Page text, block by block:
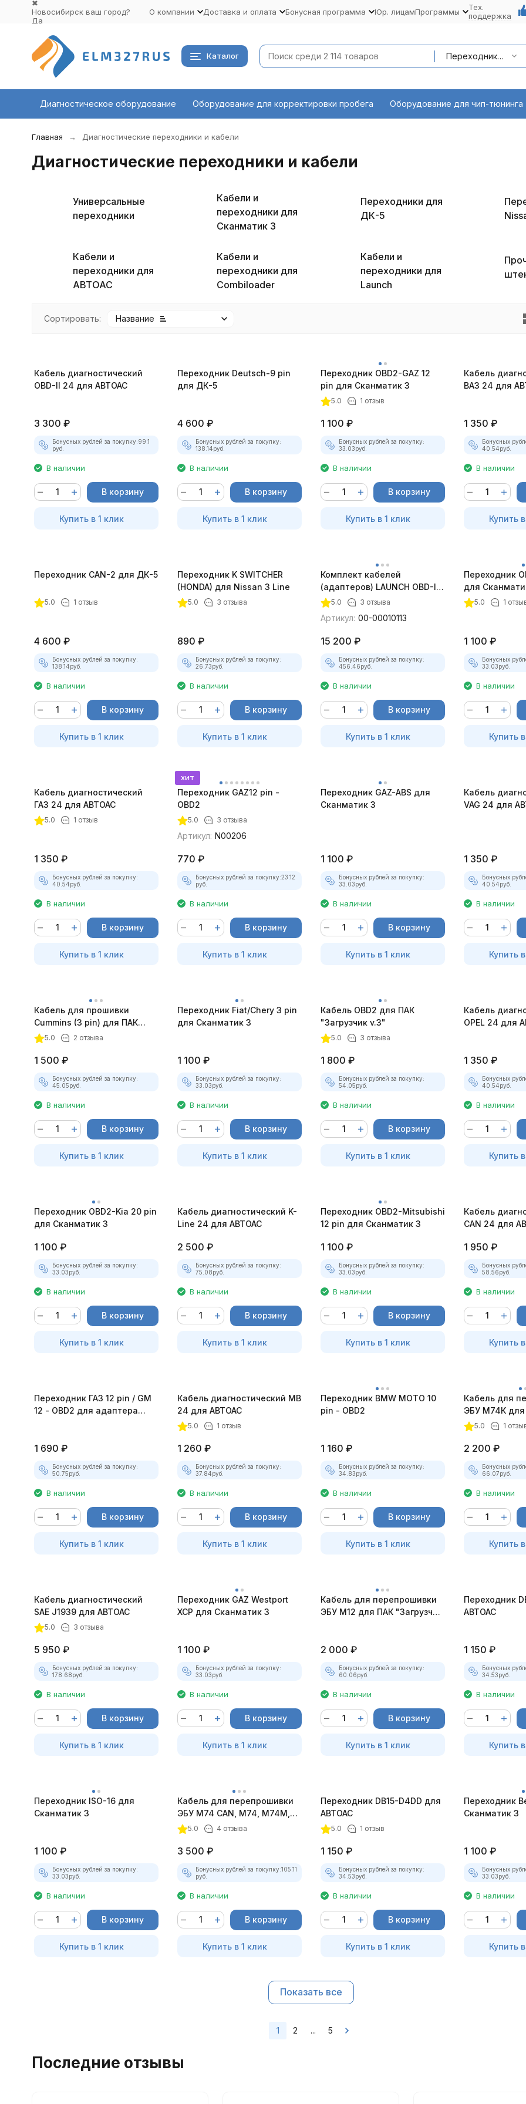
✖
Новосибирск ваш город?
Да
О компании Доставка и оплата Бонусная программа Юр. лицамПрограммы
Тех.
поддержка
Каталог Переходники и кабели
Диагностическое оборудование Оборудование для корректировки пробега Оборудование для чип-тюнинга
Главная Диагностические переходники и кабели
Диагностические переходники и кабели
Универсальные
переходники
Кабели и
переходники для
Сканматик 3
Переходники для
ДК-5
Кабели и
переходники для
АВТОАС
Кабели и
переходники для
Combiloader
Кабели и
переходники для
Launch
Сортировать: Название
покупателей
Кабель диагностический
OBD-II 24 для АВТОАС
3 300 ₽
Бонусных рублей за покупку:99.1
руб.
В наличии
В корзину
Купить в 1 клик
Переходник Deutsch-9 pin
для ДК-5
4 600 ₽
Бонусных рублей за покупку:
138.14руб.
В наличии
В корзину
Купить в 1 клик
Переходник OBD2-GAZ 12
pin для Сканматик 3
5.0 1 отзыв
1 100 ₽
Бонусных рублей за покупку:
33.03руб.
В наличии
В корзину
Купить в 1 клик
Кабель
ВАЗ 24 для
1 350 ₽
Бонусных
40.54руб.
В наличии
Купить
Переходник CAN-2 для ДК-5
5.0 1 отзыв
4 600 ₽
Бонусных рублей за покупку:
138.14руб.
В наличии
В корзину
Купить в 1 клик
Переходник K SWITCHER
(HONDA) для Nissan 3 Line
5.0 3 отзыва
890 ₽
Бонусных рублей за покупку:
26.73руб.
В наличии
В корзину
Купить в 1 клик
Комплект кабелей
(адаптеров) LAUNCH OBD-I
для сканеров X431 PRO/PAD,
5.0 3 отзыва
Артикул: 00-00010113
15 200 ₽
Бонусных рублей за покупку:
456.46руб.
В наличии
В корзину
Купить в 1 клик
Переходник
для
5.0 1
1 100 ₽
Бонусных
33.03руб.
В наличии
Купить
Кабель диагностический
ГАЗ 24 для АВТОАС
5.0 1 отзыв
1 350 ₽
Бонусных рублей за покупку:
40.54руб.
В наличии
В корзину
Купить в 1 клик
хит
Переходник GAZ12 pin -
OBD2
5.0 3 отзыва
Артикул: N00206
770 ₽
Бонусных рублей за покупку:23.12
руб.
В наличии
В корзину
Купить в 1 клик
Переходник GAZ-ABS для
Сканматик 3
1 100 ₽
Бонусных рублей за покупку:
33.03руб.
В наличии
В корзину
Купить в 1 клик
Кабель
VAG 24 для
1 350 ₽
Бонусных
40.54руб.
В наличии
Купить
Кабель для прошивки
Cummins (3 pin) для ПАК
"Загрузчик v.3"
5.0 2 отзыва
1 500 ₽
Бонусных рублей за покупку:
45.05руб.
В наличии
В корзину
Купить в 1 клик
Переходник Fiat/Chery 3 pin
для Сканматик 3
1 100 ₽
Бонусных рублей за покупку:
33.03руб.
В наличии
В корзину
Купить в 1 клик
Кабель OBD2 для ПАК
"Загрузчик v.3"
5.0 3 отзыва
1 800 ₽
Бонусных рублей за покупку:
54.05руб.
В наличии
В корзину
Купить в 1 клик
Кабель
OPEL 24 для
1 350 ₽
Бонусных
40.54руб.
В наличии
Купить
Переходник OBD2-Kia 20 pin
для Сканматик 3
1 100 ₽
Бонусных рублей за покупку:
33.03руб.
В наличии
В корзину
Купить в 1 клик
Кабель диагностический K-
Line 24 для АВТОАС
2 500 ₽
Бонусных рублей за покупку:
75.08руб.
В наличии
В корзину
Купить в 1 клик
Переходник OBD2-Mitsubishi
12 pin для Сканматик 3
1 100 ₽
Бонусных рублей за покупку:
33.03руб.
В наличии
В корзину
Купить в 1 клик
Кабель
CAN 24 для
1 950 ₽
Бонусных
58.56руб.
В наличии
Купить
Переходник ГАЗ 12 pin / GM
12 - OBD2 для адаптера
1 690 ₽
Бонусных рублей за покупку:
50.75руб.
В наличии
В корзину
Купить в 1 клик
Кабель диагностический MB
24 для АВТОАС
5.0 1 отзыв
1 260 ₽
Бонусных рублей за покупку:
37.84руб.
В наличии
В корзину
Купить в 1 клик
Переходник BMW MOTO 10
pin - OBD2
1 160 ₽
Бонусных рублей за покупку:
34.83руб.
В наличии
В корзину
Купить в 1 клик
Кабель для
ЭБУ М74К
"Загрузчик
5.0 1
2 200 ₽
Бонусных
66.07руб.
В наличии
Купить
Кабель диагностический
SAE J1939 для АВТОАС
5.0 3 отзыва
5 950 ₽
Бонусных рублей за покупку:
178.68руб.
В наличии
В корзину
Купить в 1 клик
Переходник GAZ Westport
XCP для Сканматик 3
1 100 ₽
Бонусных рублей за покупку:
33.03руб.
В наличии
В корзину
Купить в 1 клик
Кабель для перепрошивки
ЭБУ М12 для ПАК "Загрузчик
2 000 ₽
Бонусных рублей за покупку:
60.06руб.
В наличии
В корзину
Купить в 1 клик
Переходник
АВТОАС
1 150 ₽
Бонусных
34.53руб.
В наличии
Купить
Переходник ISO-16 для
Сканматик 3
1 100 ₽
Бонусных рублей за покупку:
33.03руб.
В наличии
В корзину
Купить в 1 клик
Кабель для перепрошивки
ЭБУ М74 CAN, M74, M74M,
M74.5 V4 для ПАК
5.0 4 отзыва
3 500 ₽
Бонусных рублей за покупку:105.11
руб.
В наличии
В корзину
Купить в 1 клик
Переходник DB15-D4DD для
АВТОАС
5.0 1 отзыв
1 150 ₽
Бонусных рублей за покупку:
34.53руб.
В наличии
В корзину
Купить в 1 клик
Переходник
Сканматик 3
1 100 ₽
Бонусных
33.03руб.
В наличии
Купить
Показать все
1 2 ... 5
Последние отзывы